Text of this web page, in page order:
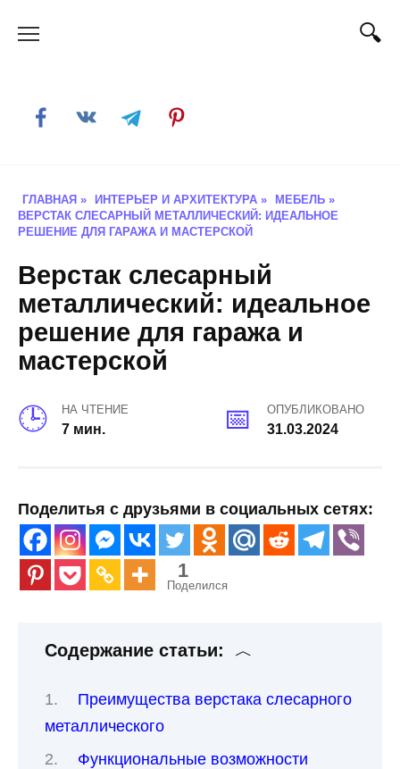
ГЛАВНАЯ » ИНТЕРЬЕР И АРХИТЕКТУРА » МЕБЕЛЬ »
ВЕРСТАК СЛЕСАРНЫЙ МЕТАЛЛИЧЕСКИЙ: ИДЕАЛЬНОЕ
РЕШЕНИЕ ДЛЯ ГАРАЖА И МАСТЕРСКОЙ
Верстак слесарный
металлический: идеальное
решение для гаража и
мастерской
НА ЧТЕНИЕ
7 мин.
ОПУБЛИКОВАНО
31.03.2024
Поделитья с друзьями в социальных сетях:
1
Поделился
Содержание статьи:
Преимущества верстака слесарного
металлического
Функциональные возможности